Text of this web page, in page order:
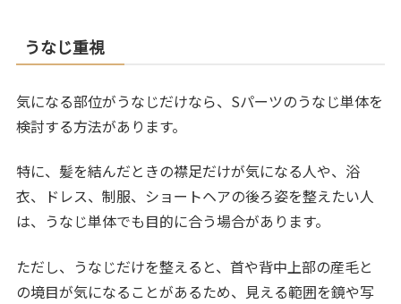
うなじ重視
気になる部位がうなじだけなら、Sパーツのうなじ単体を
検討する方法があります。
特に、髪を結んだときの襟足だけが気になる人や、浴
衣、ドレス、制服、ショートヘアの後ろ姿を整えたい人
は、うなじ単体でも目的に合う場合があります。
ただし、うなじだけを整えると、首や背中上部の産毛と
の境目が気になることがあるため、見える範囲を鏡や写